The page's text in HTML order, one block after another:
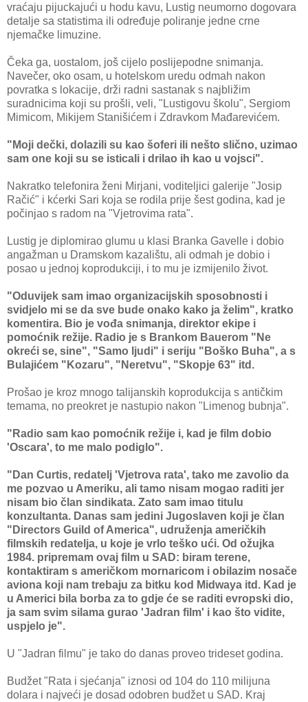
vraćaju pijuckajući u hodu kavu, Lustig neumorno dogovara
detalje sa statistima ili određuje poliranje jedne crne
njemačke limuzine.
Čeka ga, uostalom, još cijelo poslijepodne snimanja.
Navečer, oko osam, u hotelskom uredu odmah nakon
povratka s lokacije, drži radni sastanak s najbližim
suradnicima koji su prošli, veli, "Lustigovu školu", Sergiom
Mimicom, Mikijem Stanišićem i Zdravkom Mađarevićem.
"Moji dečki, dolazili su kao šoferi ili nešto slično, uzimao
sam one koji su se isticali i drilao ih kao u vojsci".
Nakratko telefonira ženi Mirjani, voditeljici galerije "Josip
Račić" i kćerki Sari koja se rodila prije šest godina, kad je
počinjao s radom na "Vjetrovima rata".
Lustig je diplomirao glumu u klasi Branka Gavelle i dobio
angažman u Dramskom kazalištu, ali odmah je dobio i
posao u jednoj koprodukciji, i to mu je izmijenilo život.
"Oduvijek sam imao organizacijskih sposobnosti i
svidjelo mi se da sve bude onako kako ja želim", kratko
komentira. Bio je vođa snimanja, direktor ekipe i
pomoćnik režije. Radio je s Brankom Bauerom "Ne
okreći se, sine", "Samo ljudi" i seriju "Boško Buha", a s
Bulajićem "Kozaru", "Neretvu", "Skopje 63" itd.
Prošao je kroz mnogo talijanskih koprodukcija s antičkim
temama, no preokret je nastupio nakon "Limenog bubnja".
"Radio sam kao pomoćnik režije i, kad je film dobio
'Oscara', to me malo podiglo".
"Dan Curtis, redatelj 'Vjetrova rata', tako me zavolio da
me pozvao u Ameriku, ali tamo nisam mogao raditi jer
nisam bio član sindikata. Zato sam imao titulu
konzultanta. Danas sam jedini Jugoslaven koji je član
"Directors Guild of America", udruženja američkih
filmskih redatelja, u koje je vrlo teško ući. Od ožujka
1984. pripremam ovaj film u SAD: biram terene,
kontaktiram s američkom mornaricom i obilazim nosače
aviona koji nam trebaju za bitku kod Midwaya itd. Kad je
u Americi bila borba za to gdje će se raditi evropski dio,
ja sam svim silama gurao 'Jadran film' i kao što vidite,
uspjelo je".
U "Jadran filmu" je tako do danas proveo trideset godina.
Budžet "Rata i sjećanja" iznosi od 104 do 110 milijuna
dolara i najveći je dosad odobren budžet u SAD. Kraj